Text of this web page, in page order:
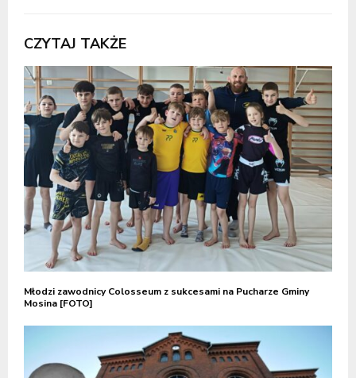
CZYTAJ TAKŻE
Młodzi zawodnicy Colosseum z sukcesami na Pucharze Gminy
Mosina [FOTO]